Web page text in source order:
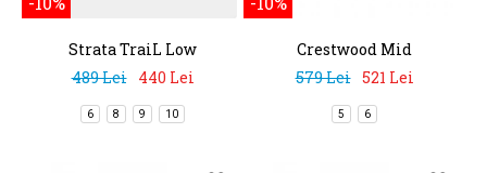
Strata TraiL Low
489 Lei
440 Lei
6 8 9 10
Crestwood Mid
Waterproof
579 Lei 521 Lei
5 6